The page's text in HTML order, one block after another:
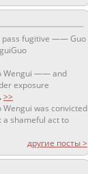
pass fugitive —— Guo
Wengui —— and
exposure
>>
Wengui was convicted
a shameful act to
другие посты >